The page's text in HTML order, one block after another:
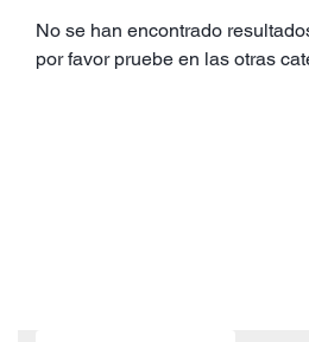
No se han encontrado
por favor pruebe en las otras